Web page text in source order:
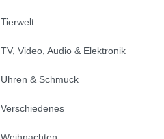
Tierwelt
TV, Video, Audio & Elektronik
Uhren & Schmuck
Verschiedenes